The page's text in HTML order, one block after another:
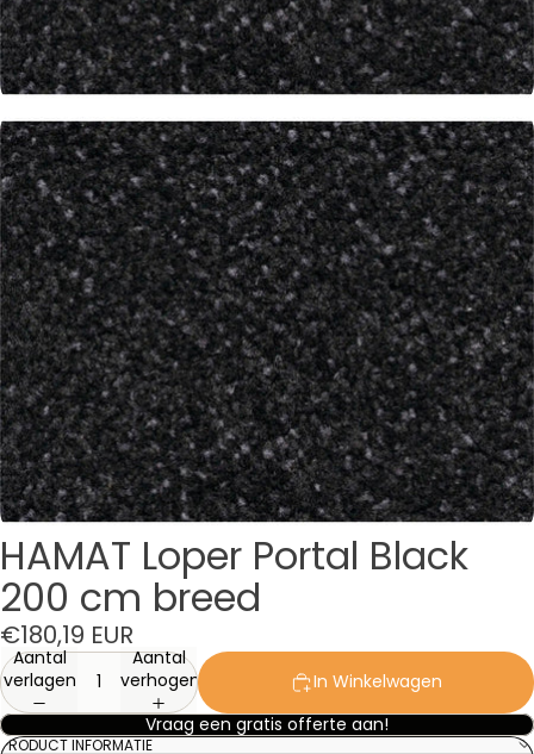
HAMAT Loper Portal Black
200 cm breed
€180,19 EUR
Aantal
verlagen
Aantal
verhogen
In Winkelwagen
Vraag een gratis offerte aan!
PRODUCT INFORMATIE